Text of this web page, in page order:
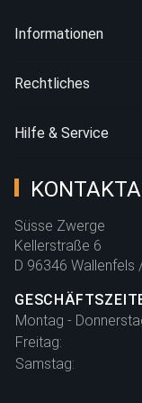
Informationen
Rechtliches
Hilfe & Service
Süsse Zwerge
Kellerstraße 6
D 96346 Wallenfels
Montag -
Freitag:
Samstag: